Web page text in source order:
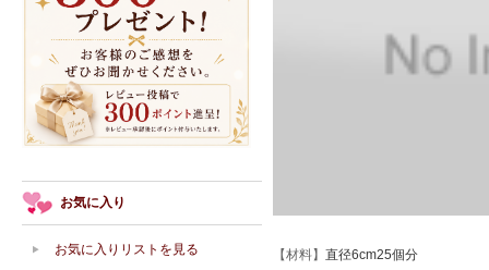
【材料】 直径6cm25個分
お気に入り
お気に入りリストを見る